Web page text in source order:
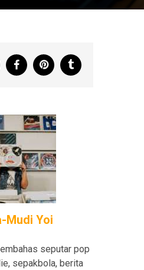
Mudi Yoi
seputar pop
sepakbola, berita